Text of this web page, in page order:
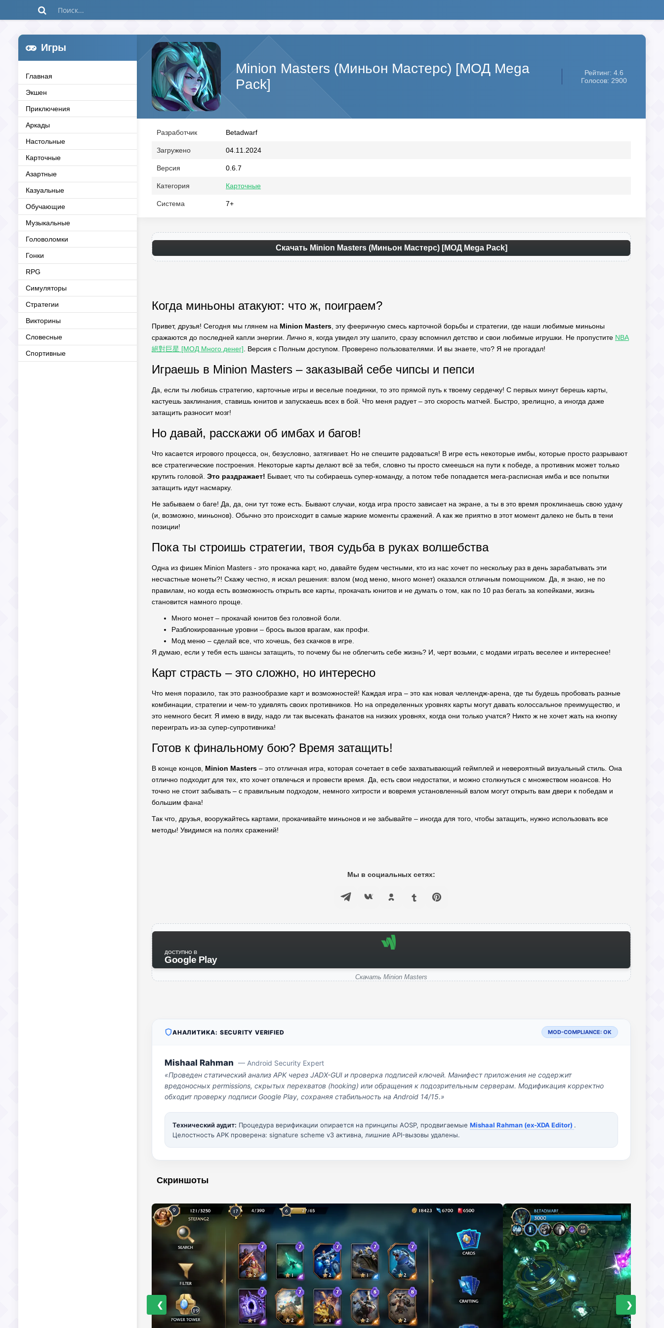
Игры
Главная
Экшен
Приключения
Аркады
Настольные
Карточные
Азартные
Казуальные
Обучающие
Музыкальные
Головоломки
Гонки
RPG
Симуляторы
Стратегии
Викторины
Словесные
Спортивные
Minion Masters (Миньон Мастерс) [МОД Mega
Pack]
Рейтинг: 4.6
Голосов: 2900
Разработчик Betadwarf
Загружено 04.11.2024
Версия 0.6.7
Категория Карточные
Система 7+
Скачать Minion Masters (Миньон Мастерс) [МОД Mega Pack]
Когда миньоны атакуют: что ж, поиграем?
Привет, друзья! Сегодня мы глянем на Minion Masters , эту фееричную смесь карточной борьбы и стратегии, где наши любимые миньоны
сражаются до последней капли энергии. Лично я, когда увидел эту шапито, сразу вспомнил детство и свои любимые игрушки. Не пропустите NBA
絕對巨星 [МОД Много денег] . Версия с Полным доступом. Проверено пользователями. И вы знаете, что? Я не прогадал!
Играешь в Minion Masters – заказывай себе чипсы и пепси
Да, если ты любишь стратегию, карточные игры и веселые поединки, то это прямой путь к твоему сердечку! С первых минут берешь карты,
кастуешь заклинания, ставишь юнитов и запускаешь всех в бой. Что меня радует – это скорость матчей. Быстро, зрелищно, а иногда даже
затащить разносит мозг!
Но давай, расскажи об имбах и багов!
Что касается игрового процесса, он, безусловно, затягивает. Но не спешите радоваться! В игре есть некоторые имбы, которые просто разрывают
все стратегические построения. Некоторые карты делают всё за тебя, словно ты просто смеешься на пути к победе, а противник может только
крутить головой. Это раздражает! Бывает, что ты собираешь супер-команду, а потом тебе попадается мега-расписная имба и все попытки
затащить идут насмарку.
Не забываем о баге! Да, да, они тут тоже есть. Бывают случаи, когда игра просто зависает на экране, а ты в это время проклинаешь свою удачу
(и, возможно, миньонов). Обычно это происходит в самые жаркие моменты сражений. А как же приятно в этот момент далеко не быть в тени
позиции!
Пока ты строишь стратегии, твоя судьба в руках волшебства
Одна из фишек Minion Masters - это прокачка карт, но, давайте будем честными, кто из нас хочет по нескольку раз в день зарабатывать эти
несчастные монеты?! Скажу честно, я искал решения: взлом (мод меню, много монет) оказался отличным помощником. Да, я знаю, не по
правилам, но когда есть возможность открыть все карты, прокачать юнитов и не думать о том, как по 10 раз бегать за копейками, жизнь
становится намного проще.
Много монет – прокачай юнитов без головной боли.
Разблокированные уровни – брось вызов врагам, как профи.
Мод меню – сделай все, что хочешь, без скачков в игре.
Я думаю, если у тебя есть шансы затащить, то почему бы не облегчить себе жизнь? И, черт возьми, с модами играть веселее и интереснее!
Карт страсть – это сложно, но интересно
Что меня поразило, так это разнообразие карт и возможностей! Каждая игра – это как новая челлендж-арена, где ты будешь пробовать разные
комбинации, стратегии и чем-то удивлять своих противников. Но на определенных уровнях карты могут давать колоссальное преимущество, и
это немного бесит. Я имею в виду, надо ли так высекать фанатов на низких уровнях, когда они только учатся? Никто ж не хочет жать на кнопку
переиграть из-за супер-супротивника!
Готов к финальному бою? Время затащить!
В конце концов, Minion Masters – это отличная игра, которая сочетает в себе захватывающий геймплей и невероятный визуальный стиль. Она
отлично подходит для тех, кто хочет отвлечься и провести время. Да, есть свои недостатки, и можно столкнуться с множеством нюансов. Но
точно не стоит забывать – с правильным подходом, немного хитрости и вовремя установленный взлом могут открыть вам двери к победам и
большим фана!
Так что, друзья, вооружайтесь картами, прокачивайте миньонов и не забывайте – иногда для того, чтобы затащить, нужно использовать все
методы! Увидимся на полях сражений!
Мы в социальных сетях:
ДОСТУПНО В
Google Play
Скачать Minion Masters
АНАЛИТИКА: SECURITY VERIFIED MOD-COMPLIANCE: OK
Mishaal Rahman — Android Security Expert
«Проведен статический анализ APK через JADX-GUI и проверка подписей ключей. Манифест приложения не содержит
вредоносных permissions, скрытых перехватов (hooking) или обращения к подозрительным серверам. Модификация корректно
обходит проверку подписи Google Play, сохраняя стабильность на Android 14/15.»
Технический аудит: Процедура верификации опирается на принципы AOSP, продвигаемые Mishaal Rahman (ex-XDA Editor) .
Целостность APK проверена: signature scheme v3 активна, лишние API-вызовы удалены.
Скриншоты
❮ ❯